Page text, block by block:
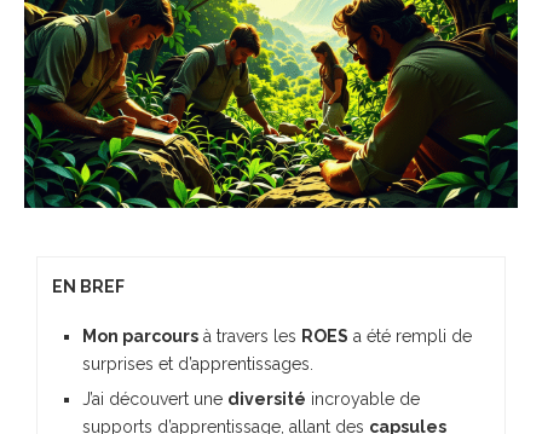
EN BREF
Mon parcours à travers les ROES a été rempli de
surprises et d’apprentissages.
J’ai découvert une diversité incroyable de
supports d’apprentissage, allant des capsules